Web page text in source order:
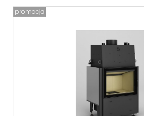
promocja